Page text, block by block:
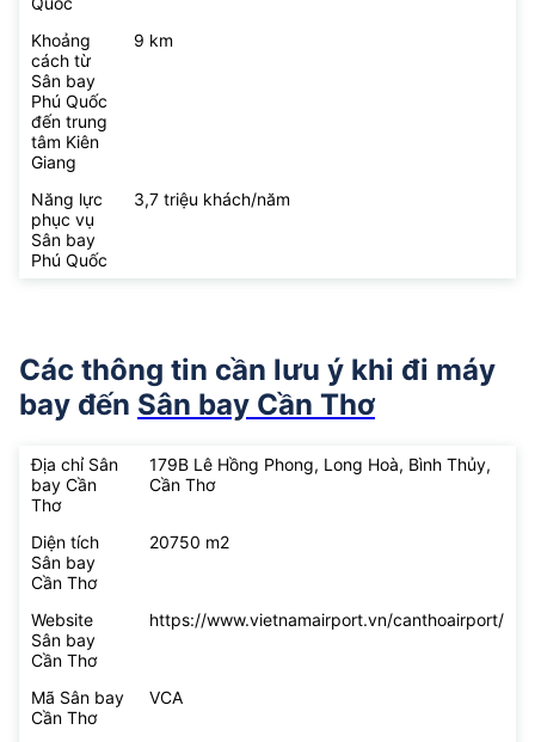
Khoảng
cách từ
Sân bay
Phú Quốc
đến trung
tâm Kiên
Giang
9 km
Năng lực
phục vụ
Sân bay
Phú Quốc
3,7 triệu khách/năm
Các thông tin cần lưu ý khi đi máy
bay đến Sân bay Cần Thơ
Địa chỉ Sân
bay Cần
Thơ
179B Lê Hồng Phong, Long Hoà, Bình Thủy,
Cần Thơ
Diện tích
Sân bay
Cần Thơ
20750 m2
Website
Sân bay
Cần Thơ
https://www.vietnamairport.vn/canthoairport/
Mã Sân bay
Cần Thơ
VCA